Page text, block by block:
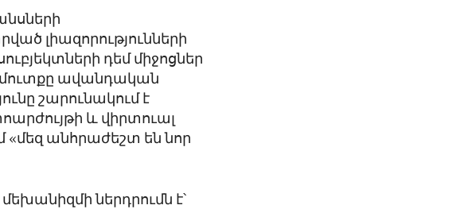
լիազորությունների
դեմ միջոցներ
մուտքը ավանդական
շարունակում է
և վիրտուալ
անհրաժեշտ են նոր
ներդրումն է՝